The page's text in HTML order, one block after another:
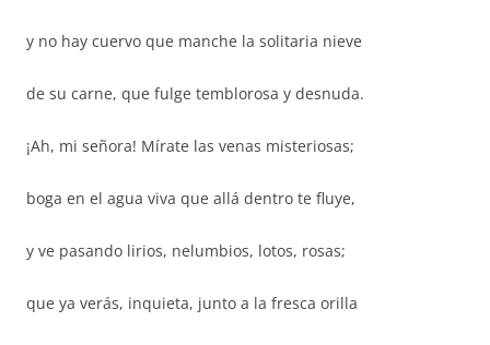
y no hay cuervo que manche la solitaria nieve
de su carne, que fulge temblorosa y desnuda.
¡Ah, mi señora! Mírate las venas misteriosas;
boga en el agua viva que allá dentro te fluye,
y ve pasando lirios, nelumbios, lotos, rosas;
que ya verás, inquieta, junto a la fresca orilla